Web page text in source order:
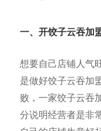
一、开饺子云吞加
想要自己店铺人气
是做好饺子云吞加
败，一家饺子云吞
分说明经营者是非